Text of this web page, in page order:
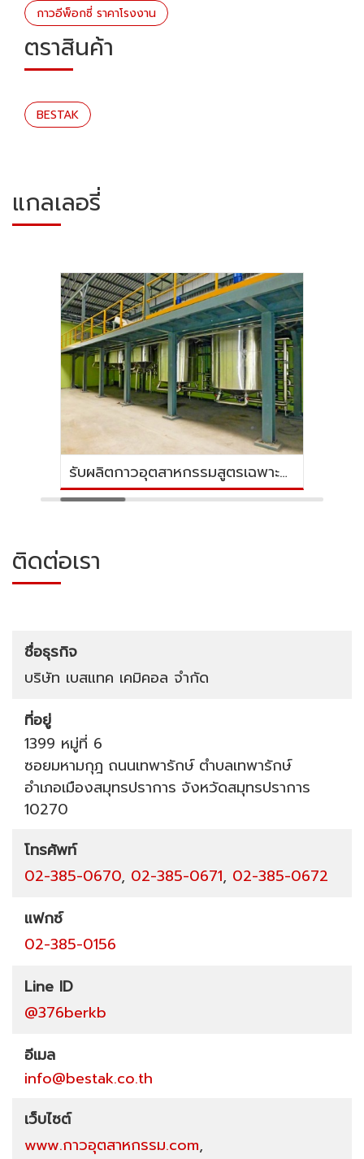
กาวอีพ็อกซี่ ราคาโรงงาน
ตราสินค้า
BESTAK
แกลเลอรี่
รับผลิตกาวอุตสาหกรรมสูตรเฉพาะตามสั่ง
ติดต่อเรา
ชื่อธุรกิจ
บริษัท เบสแทค เคมิคอล จำกัด
ที่อยู่
1399 หมู่ที่ 6
ซอยมหามกุฎ ถนนเทพารักษ์ ตำบลเทพารักษ์
อำเภอเมืองสมุทรปราการ จังหวัดสมุทรปราการ
10270
โทรศัพท์
02-385-0670, 02-385-0671, 02-385-0672
แฟกซ์
02-385-0156
Line ID
@376berkb
อีเมล
info@bestak.co.th
เว็บไซต์
www.กาวอุตสาหกรรม.com,